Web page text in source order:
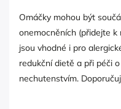
Omáčky mohou být
onemocněních (přidejte k
jsou vhodné i pro
redukční dietě a při péči
nechutenstvím.